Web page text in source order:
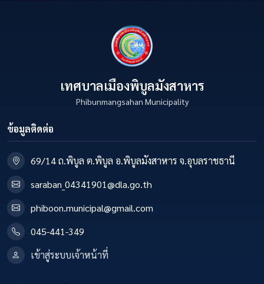
เทศบาลเมืองพิบูลมังสาหาร
Phibunmangsahan Municipality
ข้อมูลติดต่อ
69/14 ถ.พิบูล ต.พิบูล อ.พิบูลมังสาหาร จ.อุบลราชธานี
saraban_04341901@dla.go.th
phiboon.municipal@gmail.com
045-441-349
เข้าสู่ระบบเจ้าหน้าที่